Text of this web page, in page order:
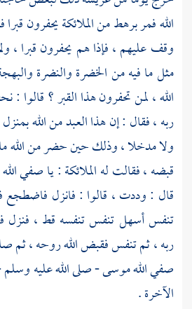
الله فمر برهط من الملائكة يحفرون
وقف عليهم ، فإذا هم يحفرون قبرا ،
مثل ما فيه من الخضرة والنضرة
الله ، لمن تحفرون هذا القبر ؟ قالوا :
ربه ، فقال : إن هذا العبد من الله
ولا مدخلا ، وذلك حين حضر من الله
قبضه ، فقالت له الملائكة : يا صفي
قال : وددت ، قالوا : فانزل فاضطجع
تنفس أسهل تنفس تنفسه قط ، فنزل
ربه ، ثم تنفس فقبض الله روحه ، ثم
صفي اللهموسى- صلى الله عليه وسلم -
الآخرة .